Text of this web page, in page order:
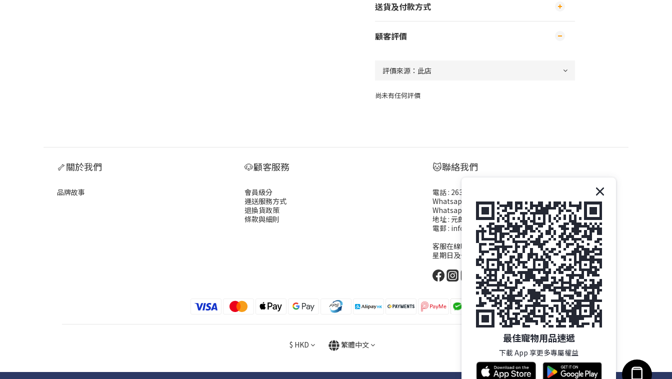
送貨及付款方式
顧客評價
尚未有任何評價
🦴關於我們
品牌故事
🐶顧客服務
會員級分
運送服務方式
退換貨政策
條款與細則
🐱聯絡我們
電話 : 2638 2209
Whatsapp : 2638 2609
Whatsapp : 5189 9993
地址 : 元朗大棠道紅棗田村170號
電郵 : info@tbapet.com
客服在線時間 : 09:00~18:00(Mon.-Sat.)
星期日及公眾假期休息
$ HKD 繁體中文
最佳寵物用品速遞
下載 App 享更多專屬權益